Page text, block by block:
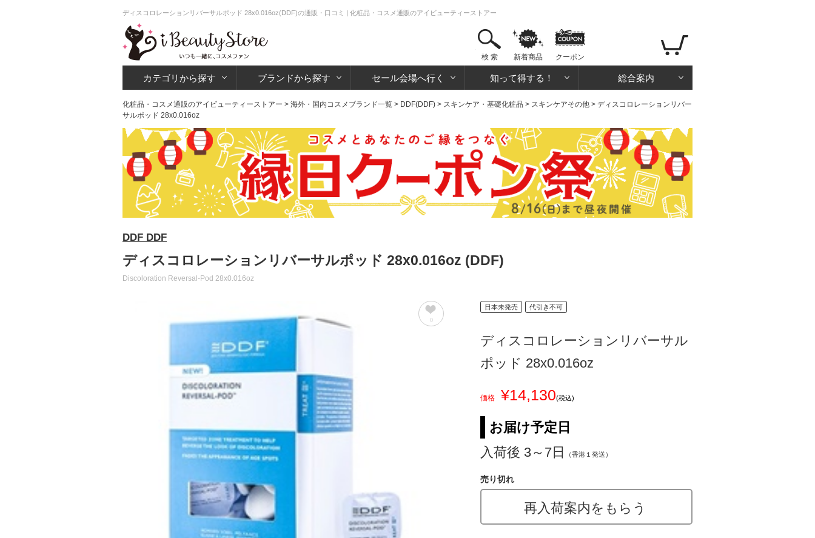
ディスコロレーションリバーサルポッド 28x0.016oz(DDF)の通販・口コミ | 化粧品・コスメ通販のアイビューティーストアー
検 索 新着商品 クーポン
カテゴリから探す ブランドから探す セール会場へ行く 知って得する！ 総合案内
化粧品・コスメ通販のアイビューティーストアー > 海外・国内コスメブランド一覧 > DDF(DDF) > スキンケア・基礎化粧品 > スキンケアその他 > ディスコロレーションリバー
サルポッド 28x0.016oz
DDF DDF
ディスコロレーションリバーサルポッド 28x0.016oz (DDF)
Discoloration Reversal-Pod 28x0.016oz
0
日本未発売 代引き不可
ディスコロレーションリバーサル
ポッド 28x0.016oz
価格 ¥14,130(税込)
お届け予定日
入荷後 3～7日
（香港１発送）
売り切れ
再入荷案内をもらう